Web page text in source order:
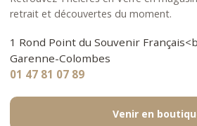
retrait et découvertes du moment.
1 Rond Point du Souvenir
Garenne-Colombes
01 47 81 07 89
Venir en